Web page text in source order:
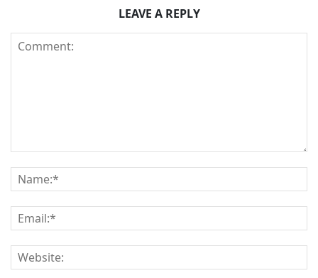
LEAVE A REPLY